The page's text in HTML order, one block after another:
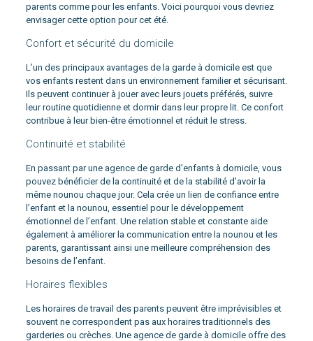
parents comme pour les enfants. Voici pourquoi vous devriez
envisager cette option pour cet été.
Confort et sécurité du domicile
L’un des principaux avantages de la garde à domicile est que
vos enfants restent dans un environnement familier et sécurisant.
Ils peuvent continuer à jouer avec leurs jouets préférés, suivre
leur routine quotidienne et dormir dans leur propre lit. Ce confort
contribue à leur bien-être émotionnel et réduit le stress.
Continuité et stabilité
En passant par une agence de garde d’enfants à domicile, vous
pouvez bénéficier de la continuité et de la stabilité d’avoir la
même nounou chaque jour. Cela crée un lien de confiance entre
l’enfant et la nounou, essentiel pour le développement
émotionnel de l’enfant. Une relation stable et constante aide
également à améliorer la communication entre la nounou et les
parents, garantissant ainsi une meilleure compréhension des
besoins de l’enfant.
Horaires flexibles
Les horaires de travail des parents peuvent être imprévisibles et
souvent ne correspondent pas aux horaires traditionnels des
garderies ou crèches. Une agence de garde à domicile offre des